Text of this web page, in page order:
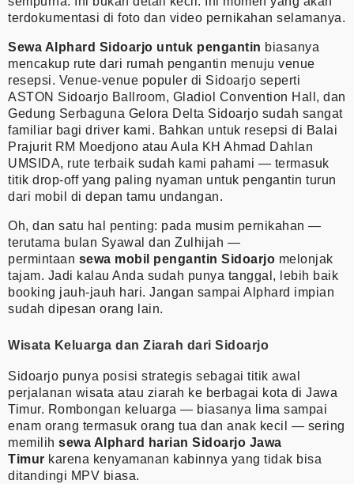
terdokumentasi di foto dan video pernikahan selamanya.
Sewa Alphard Sidoarjo untuk pengantin biasanya
mencakup rute dari rumah pengantin menuju venue
resepsi. Venue-venue populer di Sidoarjo seperti
ASTON Sidoarjo Ballroom, Gladiol Convention Hall, dan
Gedung Serbaguna Gelora Delta Sidoarjo sudah sangat
familiar bagi driver kami. Bahkan untuk resepsi di Balai
Prajurit RM Moedjono atau Aula KH Ahmad Dahlan
UMSIDA, rute terbaik sudah kami pahami — termasuk
titik drop-off yang paling nyaman untuk pengantin turun
dari mobil di depan tamu undangan.
Oh, dan satu hal penting: pada musim pernikahan —
terutama bulan Syawal dan Zulhijah —
permintaan sewa mobil pengantin Sidoarjo melonjak
tajam. Jadi kalau Anda sudah punya tanggal, lebih baik
booking jauh-jauh hari. Jangan sampai Alphard impian
sudah dipesan orang lain.
Wisata Keluarga dan Ziarah dari Sidoarjo
Sidoarjo punya posisi strategis sebagai titik awal
perjalanan wisata atau ziarah ke berbagai kota di Jawa
Timur. Rombongan keluarga — biasanya lima sampai
enam orang termasuk orang tua dan anak kecil — sering
memilih sewa Alphard harian Sidoarjo Jawa
Timur karena kenyamanan kabinnya yang tidak bisa
ditandingi MPV biasa.